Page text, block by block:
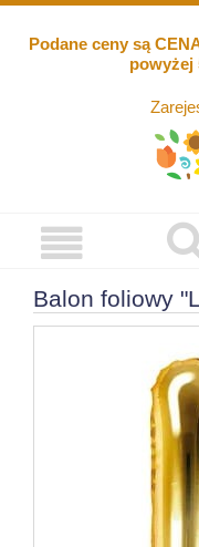
Podane ceny są
powyżej
Balon foliowy